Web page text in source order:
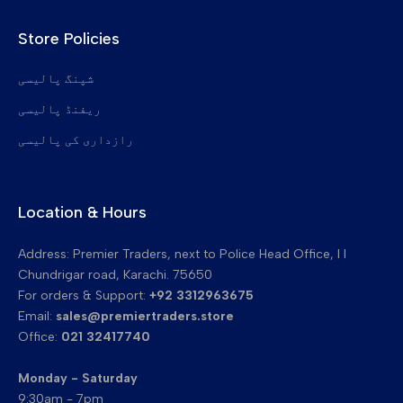
تائیوان کے ربڑ کے ساتھ صفائی کے بلیڈ
Store Policies
شپنگ پالیسی
ریفنڈ پالیسی
رازداری کی پالیسی
Location & Hours
Address: Premier Traders, next to Police Head Office, I I
Chundrigar road, Karachi. 75650
For orders & Support: +92 3312963675
Email: sales@premiertraders.store
Office: 021 32417740
Monday - Saturday
9:30am - 7pm